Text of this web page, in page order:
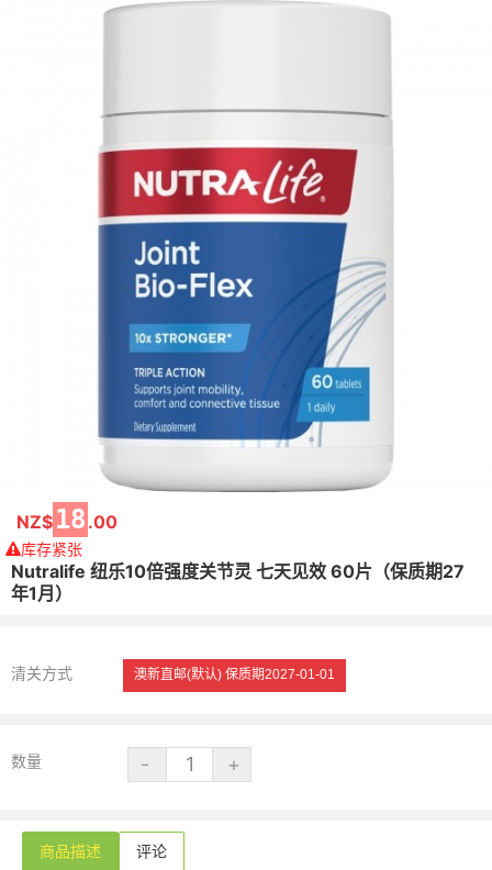
NZ$ 18 .00
库存紧张
Nutralife 纽乐10倍强度关节灵 七天见效 60片（保质期27
年1月）
清关方式 澳新直邮(默认) 保质期2027-01-01
数量
商品描述 评论